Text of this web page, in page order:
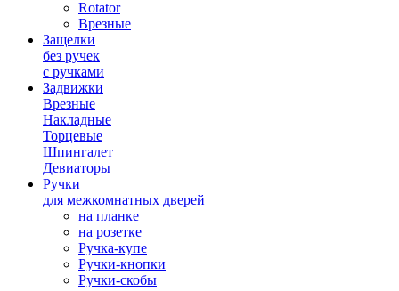
Rotator
Врезные
Защелки
без ручек
с ручками
Задвижки
Врезные
Накладные
Торцевые
Шпингалет
Девиаторы
Ручки
для межкомнатных дверей
на планке
на розетке
Ручка-купе
Ручки-кнопки
Ручки-скобы